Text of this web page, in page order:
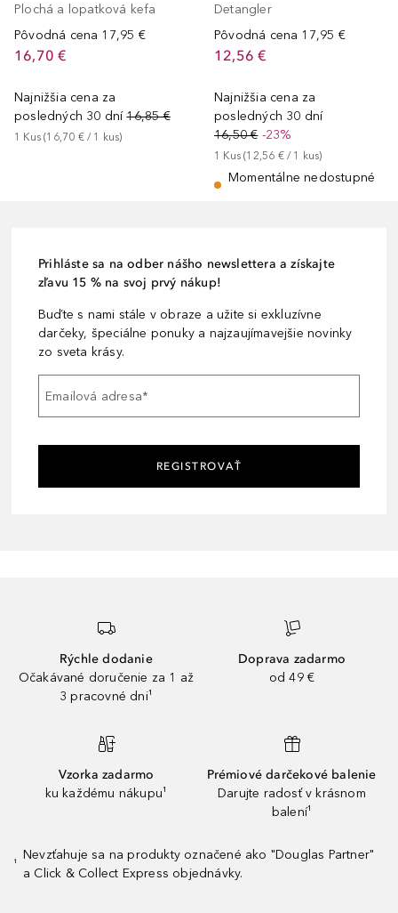
Plochá a lopatková kefa
Pôvodná cena 17,95 €
16,70 €
Najnižšia cena za
posledných 30 dní 16,85 €
1 Kus (16,70 € / 1 kus)
Detangler
Pôvodná cena 17,95 €
12,56 €
Najnižšia cena za
posledných 30 dní
16,50 €-23%
1 Kus (12,56 € / 1 kus)
Momentálne nedostupné
Prihláste sa na odber nášho newslettera a získajte
zľavu 15 % na svoj prvý nákup!
Buďte s nami stále v obraze a užite si exkluzívne
darčeky, špeciálne ponuky a najzaujímavejšie novinky
zo sveta krásy.
Emailová adresa*
REGISTROVAŤ
Rýchle dodanie
Očakávané doručenie za 1 až
3 pracovné dni¹
Doprava zadarmo
od 49 €
Vzorka zadarmo
ku každému nákupu¹
Prémiové darčekové balenie
Darujte radosť v krásnom
balení¹
¹
Nevzťahuje sa na produkty označené ako "Douglas Partner"
a Click & Collect Express objednávky.